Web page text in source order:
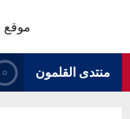
منتدى القلمون